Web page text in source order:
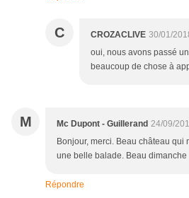
C CROZACLIVE 30/01/
oui, nous avons passé
beaucoup de chose à
M Mc Dupont - Guillerand 24/09/
Bonjour, merci. Beau château qui
une belle balade. Beau dimanche
Répondre